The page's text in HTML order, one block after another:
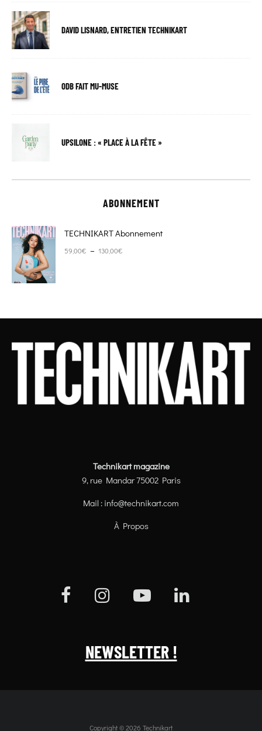
DAVID LISNARD, ENTRETIEN TECHNIKART
ODB FAIT MU-MUSE
UPSILONE : « PLACE À LA FÊTE »
ABONNEMENT
TECHNIKART Abonnement
59,00€ – 130,00€
Technikart magazine
9, rue Mandar 75002 Paris
Mail : info@technikart.com
À Propos
NEWSLETTER !
Copyright © 2026 Technikart